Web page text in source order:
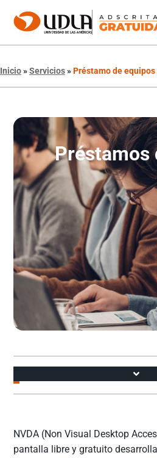
Inicio»Servicios»Préstamo de equipos
Préstamos
NVDA (Non Visual Desktop
pantalla libre y gratuito